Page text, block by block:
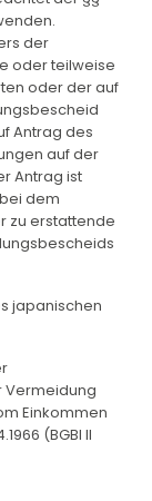
der
oder teilweise
oder der auf
Antrag des
auf der
Antrag ist
dem
zu erstattende
japanischen
Vermeidung
Einkommen
(BGBl II